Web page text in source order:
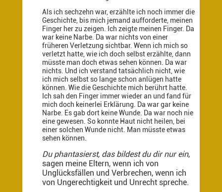
Als ich sechzehn war, erzählte ich noch immer die
Geschichte, bis mich jemand aufforderte, meinen
Finger her zu zeigen. Ich zeigte meinen Finger. Da
war keine Narbe. Da war nichts von einer
früheren Verletzung sichtbar. Wenn ich mich so
verletzt hatte, wie ich doch selbst erzählte, dann
müsste man doch etwas sehen können. Da war
nichts. Und ich verstand tatsächlich nicht, wie
ich mich selbst so lange schon anlügen hatte
können. Wie die Geschichte mich berührt hatte.
Ich sah den Finger immer wieder an und fand für
mich doch keinerlei Erklärung. Da war gar keine
Narbe. Es gab dort keine Wunde. Da war noch nie
eine gewesen. So konnte Haut nicht heilen, bei
einer solchen Wunde nicht. Man müsste etwas
sehen können.
Du phantasierst, das bildest du dir nur ein,
sagen meine Eltern, wenn ich von
Unglücksfällen und Verbrechen, wenn ich
von Ungerechtigkeit und Unrecht spreche.